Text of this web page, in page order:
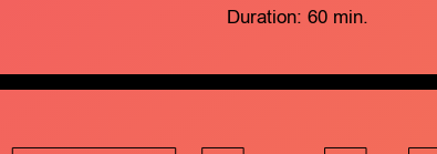
Duration: 60 min.